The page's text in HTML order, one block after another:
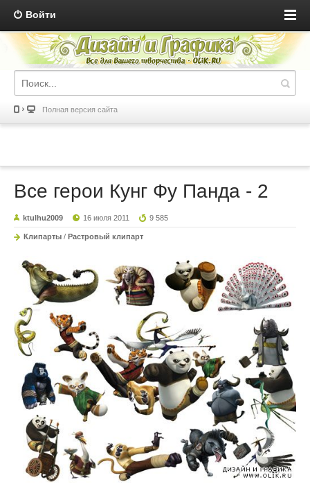
Войти
Полная версия сайта
Все герои Кунг Фу Панда - 2
ktulhu2009 16 июля 2011 9 585
Клипарты / Растровый клипарт